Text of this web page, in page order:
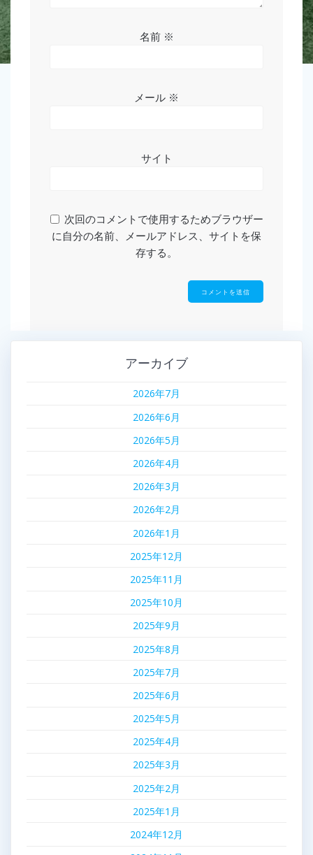
名前 ※
メール ※
サイト
次回のコメントで使用するためブラウザー
に自分の名前、メールアドレス、サイトを保
存する。
アーカイブ
2026年7月
2026年6月
2026年5月
2026年4月
2026年3月
2026年2月
2026年1月
2025年12月
2025年11月
2025年10月
2025年9月
2025年8月
2025年7月
2025年6月
2025年5月
2025年4月
2025年3月
2025年2月
2025年1月
2024年12月